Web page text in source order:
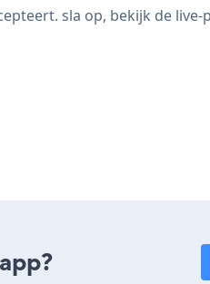
sla op, bekijk de live-